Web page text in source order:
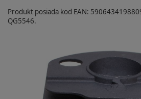
Produkt posiada kod EAN:
QG5546.